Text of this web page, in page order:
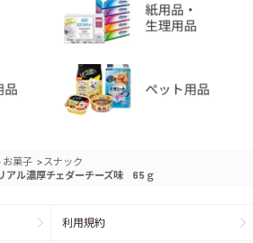
お菓子 > スナック
アル濃厚チェダーチーズ味 65ｇ
利用規約